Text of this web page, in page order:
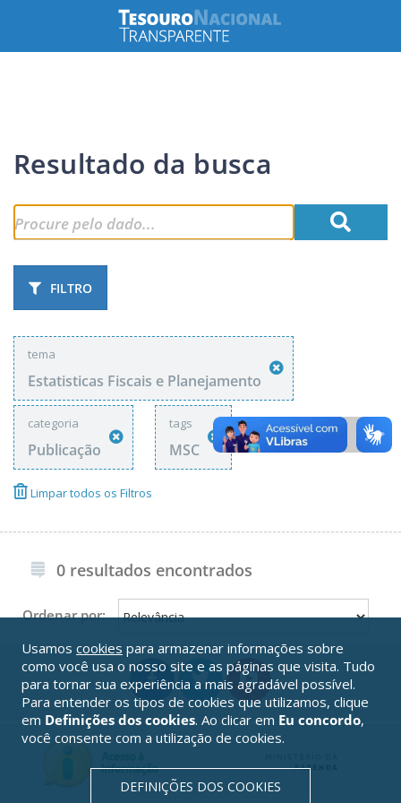
Resultado da busca
FILTRO
tema
Estatisticas Fiscais e Planejamento
categoria
Publicação
tags
MSC
Limpar todos os Filtros
0 resultados encontrados
Ordenar por:
Usamos cookies para armazenar informações sobre
como você usa o nosso site e as páginas que visita. Tudo
para tornar sua experiência a mais agradável possível.
Para entender os tipos de cookies que utilizamos, clique
em Definições dos cookies. Ao clicar em Eu concordo,
você consente com a utilização de cookies.
DEFINIÇÕES DOS COOKIES